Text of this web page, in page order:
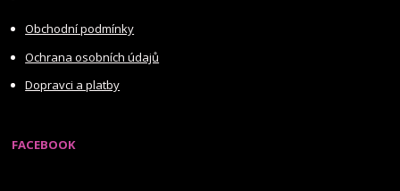
Obchodní podmínky
Ochrana osobních údajů
Dopravci a platby
FACEBOOK